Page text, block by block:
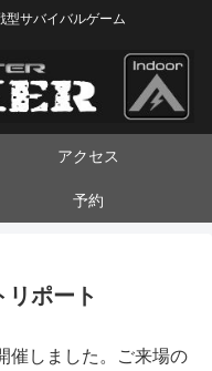
型サバイバルゲーム
アクセス
予約
リポート
催しました。ご来場の